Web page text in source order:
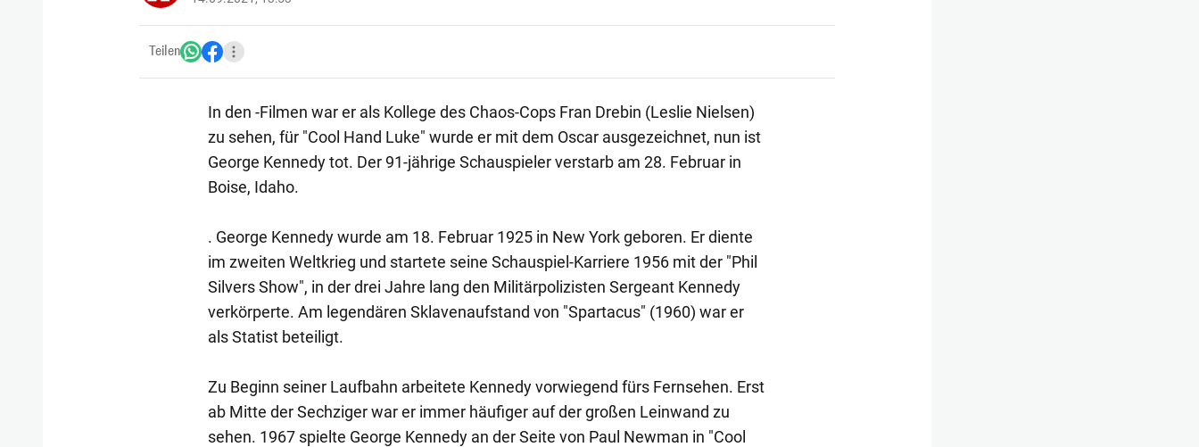
Teilen
In den -Filmen war er als Kollege des Chaos-Cops Fran Drebin (Leslie Nielsen)
zu sehen, für "Cool Hand Luke" wurde er mit dem Oscar ausgezeichnet, nun ist
George Kennedy tot. Der 91-jährige Schauspieler verstarb am 28. Februar in
Boise, Idaho.
. George Kennedy wurde am 18. Februar 1925 in New York geboren. Er diente
im zweiten Weltkrieg und startete seine Schauspiel-Karriere 1956 mit der "Phil
Silvers Show", in der drei Jahre lang den Militärpolizisten Sergeant Kennedy
verkörperte. Am legendären Sklavenaufstand von "Spartacus" (1960) war er
als Statist beteiligt.
Zu Beginn seiner Laufbahn arbeitete Kennedy vorwiegend fürs Fernsehen. Erst
ab Mitte der Sechziger war er immer häufiger auf der großen Leinwand zu
sehen. 1967 spielte George Kennedy an der Seite von Paul Newman in "Cool